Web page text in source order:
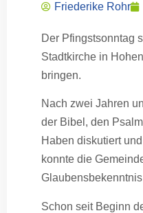
Friederike Rohr
Der Pfingstsonntag
Stadtkirche in
bringen.
Nach zwei Jahren
der Bibel, den
Haben diskutiert
konnte die
Schon seit Beginn